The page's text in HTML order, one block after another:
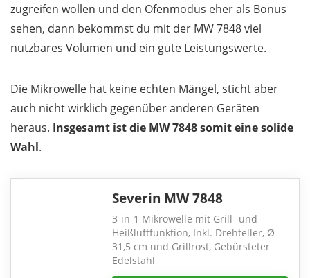
zugreifen wollen und den Ofenmodus eher als Bonus
sehen, dann bekommst du mit der MW 7848 viel
nutzbares Volumen und ein gute Leistungswerte.
Die Mikrowelle hat keine echten Mängel, sticht aber
auch nicht wirklich gegenüber anderen Geräten
heraus. Insgesamt ist die MW 7848 somit eine solide
Wahl.
Severin MW 7848
3-in-1 Mikrowelle mit Grill- und
Heißluftfunktion, Inkl. Drehteller, Ø
31,5 cm und Grillrost, Gebürsteter
Edelstahl